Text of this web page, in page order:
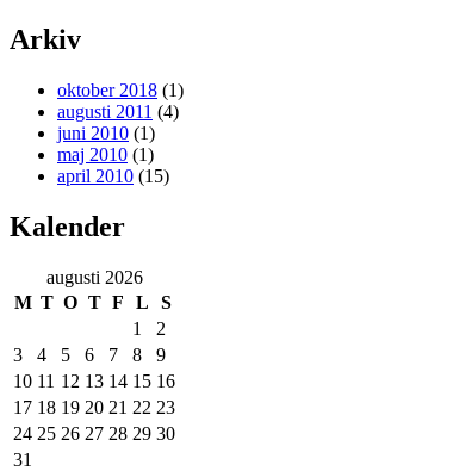
Arkiv
oktober 2018 (1)
augusti 2011 (4)
juni 2010 (1)
maj 2010 (1)
april 2010 (15)
Kalender
augusti 2026
M T O T F L
S
1
2
3
4 5 6 7 8
9
10 11 12 13 14 15 16
17 18 19 20 21 22 23
24 25 26 27 28 29 30
31